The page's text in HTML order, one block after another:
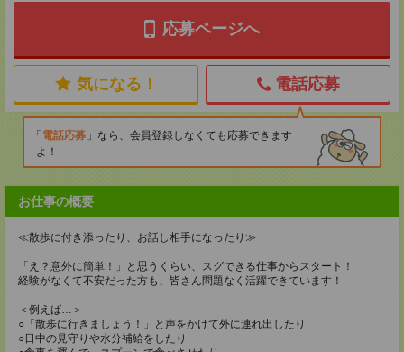
応募ページへ
気になる！ 電話応募
電話応募
なら、会員登録しなくても応募できます
よ！
お仕事の概要
≪散歩に付き添ったり、お話し相手になったり≫
「え？意外に簡単！」と思うくらい、スグできる仕事からスタート！
経験がなくて不安だった方も、皆さん問題なく活躍できています！
＜例えば…＞
○「散歩に行きましょう！」と声をかけて外に連れ出したり
○日中の見守りや水分補給をしたり